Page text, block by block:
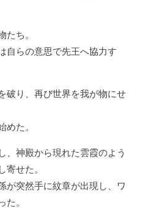
ち。
自らの意思で先王へ協力す
破り、再び世界を我が物にせ
た。
、神殿から現れた雲霞のよう
せた。
が突然手に紋章が出現し、ワ
。